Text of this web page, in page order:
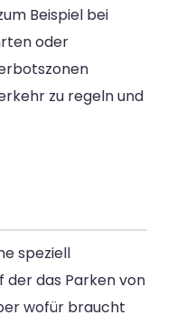
Beispiel bei
oder
zu regeln und
speziell
der das Parken von
wofür braucht